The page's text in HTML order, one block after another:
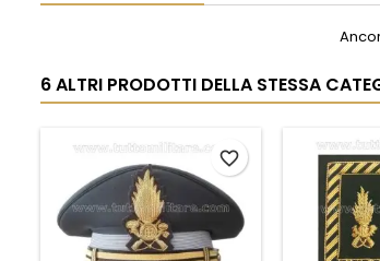
6 ALTRI PRODOTTI DELLA STESSA
favorite_border